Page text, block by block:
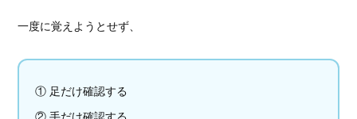
一度に覚えようとせず、
① 足だけ確認する